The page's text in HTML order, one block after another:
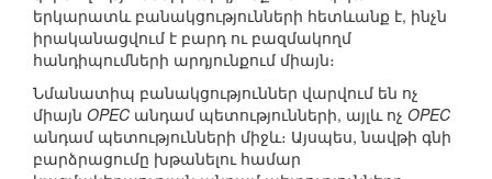
երկարատև բանակցությունների հետևանք է, ինչն
իրականացվում է բարդ ու բազմակողմ
հանդիպումների արդյունքում միայն։
Նմանատիպ բանակցություններ վարվում են ոչ
միայն OPEC անդամ պետությունների, այլև ոչ OPEC
անդամ պետությունների միջև։ Այսպես, նավթի գնի
բարձրացումը խթանելու համար